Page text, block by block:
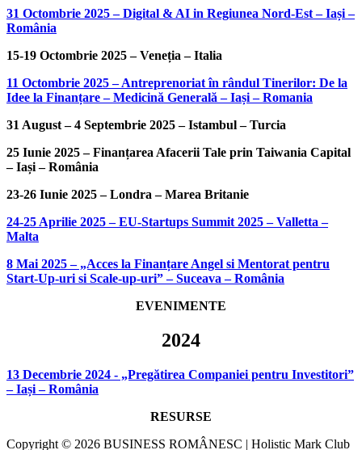
31 Octombrie 2025 – Digital & AI in Regiunea Nord-Est – Iași –
România
15-19 Octombrie 2025 – Veneția – Italia
11 Octombrie 2025 – Antreprenoriat în rândul Tinerilor: De la
Idee la Finanțare – Medicină Generală – Iași – Romania
31 August – 4 Septembrie 2025 – Istambul – Turcia
25 Iunie 2025 – Finanțarea Afacerii Tale prin Taiwania Capital
– Iași – România
23-26 Iunie 2025 – Londra – Marea Britanie
24-25 Aprilie 2025 – EU-Startups Summit 2025 – Valletta –
Malta
8 Mai 2025 – „Acces la Finanțare Angel si Mentorat pentru
Start-Up-uri si Scale-up-uri” – Suceava – România
EVENIMENTE
2024
13 Decembrie 2024 - „Pregătirea Companiei pentru Investitori”
– Iași – România
RESURSE
Copyright © 2026 BUSINESS ROMÂNESC | Holistic Mark Club